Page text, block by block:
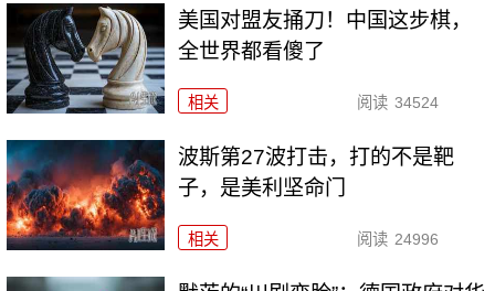
美国对盟友捅刀！中国这步棋，
全世界都看傻了
相关 阅读 34524
波斯第27波打击，打的不是靶
子，是美利坚命门
相关 阅读 24996